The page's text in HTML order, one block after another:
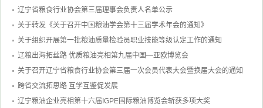
辽宁省粮食行业协会第三届理事会负责人名单公示
关于转发《关于召开中国粮油学会第十三届学术年会的通知》
关于组织开展第一批粮油质量检验员职业技能等级认定工作的通知
辽粮出海拓丝路 优质粮油亮相第九届中国—亚欧博览会
关于召开辽宁省粮食行业协会第三届一次会员代表大会暨换届大会的通知
跨省交流拓思路 互学互鉴促发展
辽宁粮油企业亮相第十六届IGPE国际粮油博览会斩获多项大奖